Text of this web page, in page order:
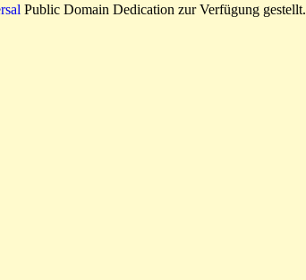
Public Domain Dedication zur Verfügung gestellt.